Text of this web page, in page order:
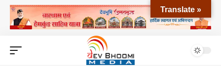
Translate »